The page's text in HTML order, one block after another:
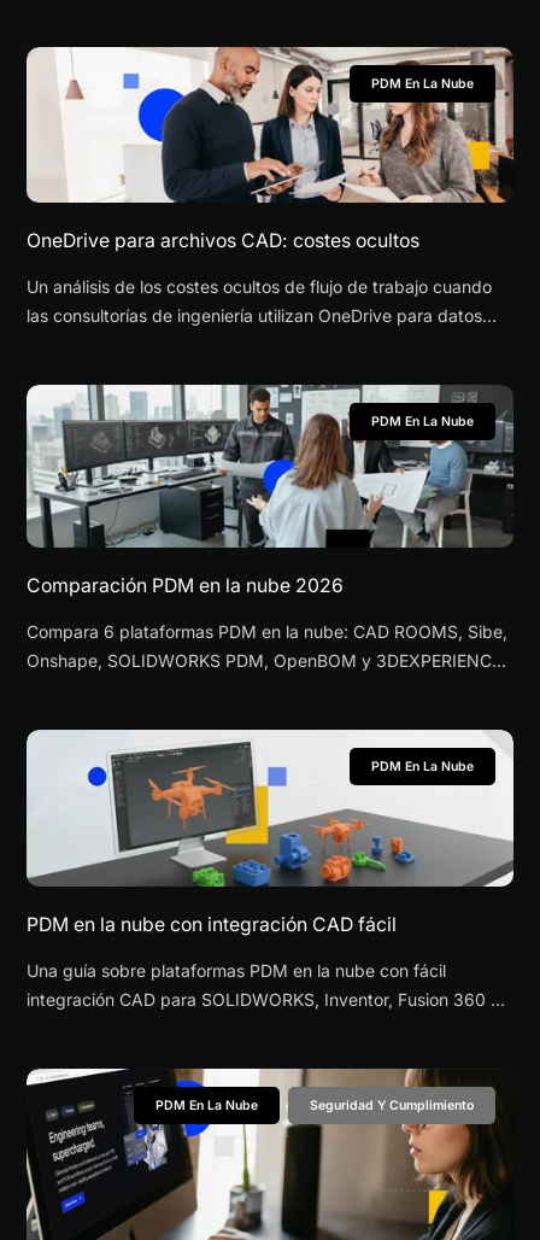
PDM En La Nube
OneDrive para archivos CAD: costes ocultos
Un análisis de los costes ocultos de flujo de trabajo cuando
las consultorías de ingeniería utilizan OneDrive para datos
especializado.
PDM En La Nube
Comparación PDM en la nube 2026
Compara 6 plataformas PDM en la nube: CAD ROOMS, Sibe,
Onshape, SOLIDWORKS PDM, OpenBOM y 3DEXPERIENCE.
PDM En La Nube
PDM en la nube con integración CAD fácil
Una guía sobre plataformas PDM en la nube con fácil
integración CAD para SOLIDWORKS, Inventor, Fusion 360 y
en archivos.
PDM En La Nube Seguridad Y Cumplimiento